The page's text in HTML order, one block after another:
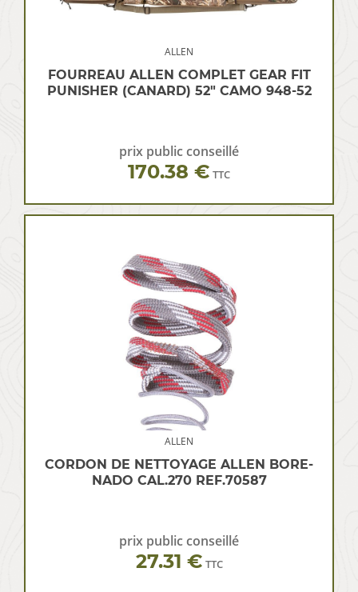
ALLEN
FOURREAU ALLEN COMPLET GEAR FIT
PUNISHER (CANARD) 52″ CAMO 948-52
prix public conseillé
170.38 € TTC
ALLEN
CORDON DE NETTOYAGE ALLEN BORE-
NADO CAL.270 REF.70587
prix public conseillé
27.31 € TTC